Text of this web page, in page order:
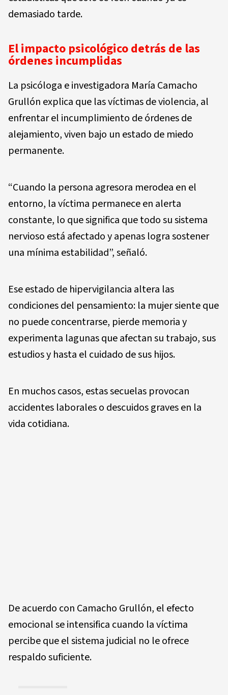
demasiado tarde.
El impacto psicológico detrás de las
órdenes incumplidas
La psicóloga e investigadora María Camacho
Grullón explica que las víctimas de violencia, al
enfrentar el incumplimiento de órdenes de
alejamiento, viven bajo un estado de miedo
permanente.
“Cuando la persona agresora merodea en el
entorno, la víctima permanece en alerta
constante, lo que significa que todo su sistema
nervioso está afectado y apenas logra sostener
una mínima estabilidad”, señaló.
Ese estado de hipervigilancia altera las
condiciones del pensamiento: la mujer siente que
no puede concentrarse, pierde memoria y
experimenta lagunas que afectan su trabajo, sus
estudios y hasta el cuidado de sus hijos.
En muchos casos, estas secuelas provocan
accidentes laborales o descuidos graves en la
vida cotidiana.
De acuerdo con Camacho Grullón, el efecto
emocional se intensifica cuando la víctima
percibe que el sistema judicial no le ofrece
respaldo suficiente.